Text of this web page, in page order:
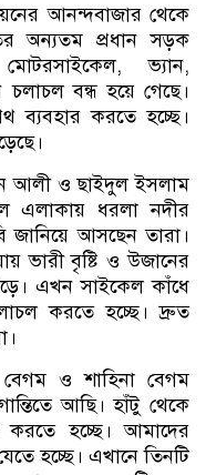
আনন্দবাজার থেকে
অন্যতম প্রধান সড়ক
ভ্যান,
বন্ধ হয়ে গেছে।
ব্যবহার করতে হচ্ছে।
আলী ও ছাইদুল ইসলাম
এলাকায় ধরলা নদীর
জানিয়ে আসছেন তারা।
ভারী বৃষ্টি ও উজানের
এখন সাইকেল কাঁধে
করতে হচ্ছে। দ্রুত
বেগম ও শাহিনা বেগম
আছি। হাঁটু থেকে
করতে হচ্ছে। আমাদের
হচ্ছে। এখানে তিনটি